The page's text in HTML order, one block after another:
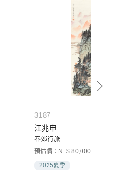
3187
江兆申
春郊行旅
預估價：NT$ 80,000-
2025夏季